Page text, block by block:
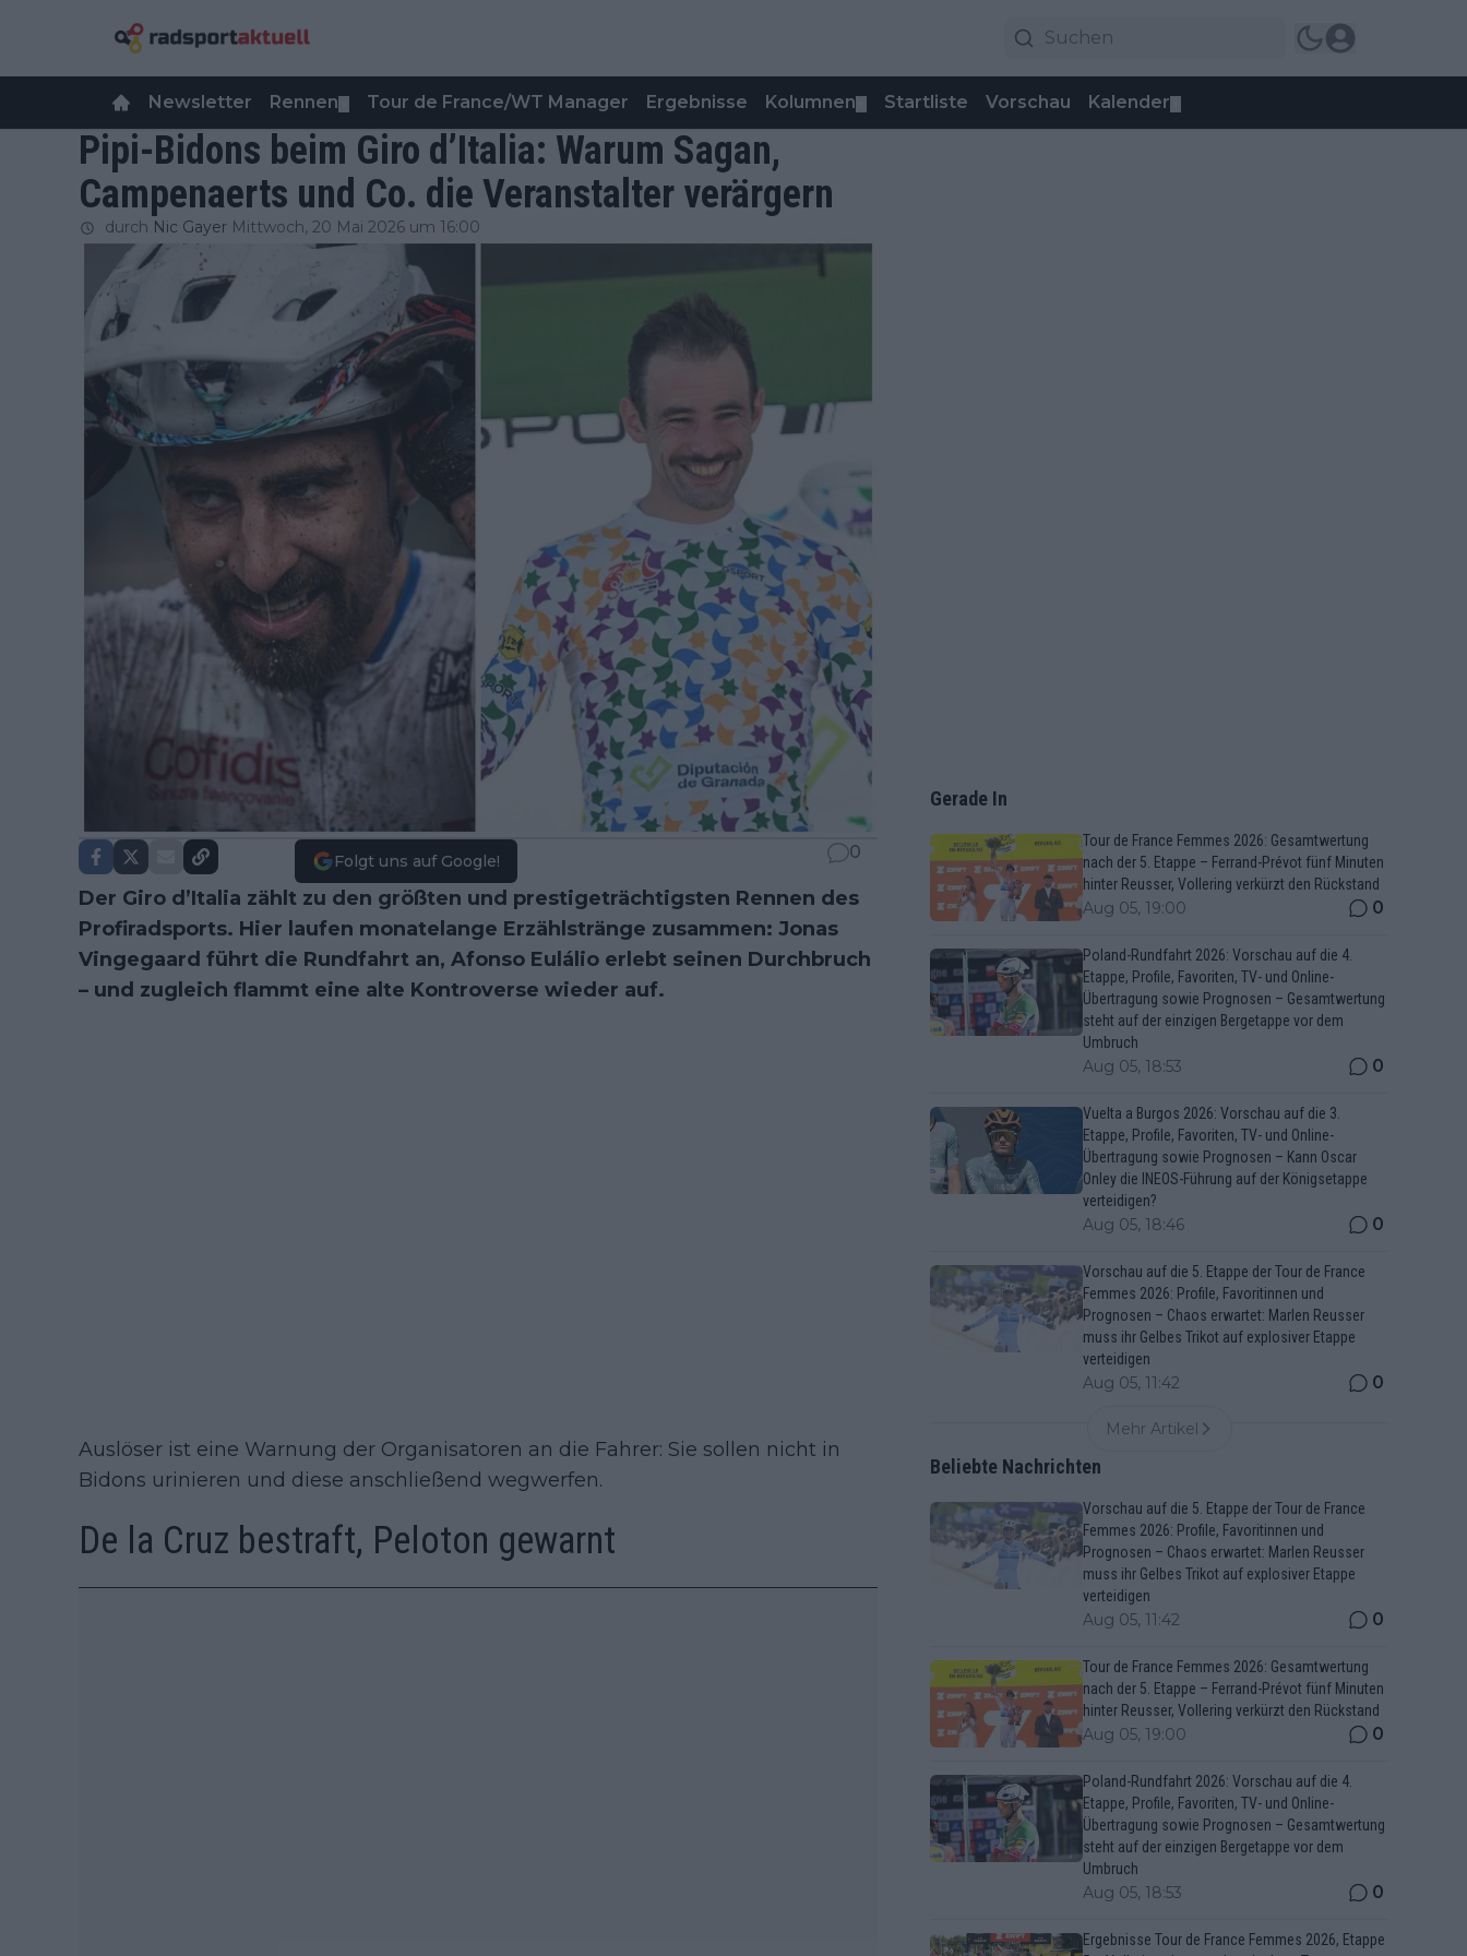
Newsletter Rennen Tour de France/WT Manager Ergebnisse Kolumnen Startliste Vorschau Kalender
Pipi-Bidons beim Giro d’Italia: Warum Sagan,
Campenaerts und Co. die Veranstalter verärgern
durch Nic Gayer Mittwoch, 20 Mai 2026 um 16:00
Folgt uns auf Google! 0
Der Giro d’Italia zählt zu den größten und prestigeträchtigsten Rennen des
Profiradsports. Hier laufen monatelange Erzählstränge zusammen: Jonas
Vingegaard führt die Rundfahrt an, Afonso Eulálio erlebt seinen Durchbruch
– und zugleich flammt eine alte Kontroverse wieder auf.
Auslöser ist eine Warnung der Organisatoren an die Fahrer: Sie sollen nicht in
Bidons urinieren und diese anschließend wegwerfen.
De la Cruz bestraft, Peloton gewarnt
Gerade In
Tour de France Femmes 2026: Gesamtwertung
nach der 5. Etappe – Ferrand-Prévot fünf Minuten
hinter Reusser, Vollering verkürzt den Rückstand
Aug 05, 19:00 0
Poland-Rundfahrt 2026: Vorschau auf die 4.
Etappe, Profile, Favoriten, TV- und Online-
Übertragung sowie Prognosen – Gesamtwertung
steht auf der einzigen Bergetappe vor dem
Umbruch
Aug 05, 18:53 0
Vuelta a Burgos 2026: Vorschau auf die 3.
Etappe, Profile, Favoriten, TV- und Online-
Übertragung sowie Prognosen – Kann Oscar
Onley die INEOS-Führung auf der Königsetappe
verteidigen?
Aug 05, 18:46 0
Vorschau auf die 5. Etappe der Tour de France
Femmes 2026: Profile, Favoritinnen und
Prognosen – Chaos erwartet: Marlen Reusser
muss ihr Gelbes Trikot auf explosiver Etappe
verteidigen
Aug 05, 11:42 0
Mehr Artikel
Beliebte Nachrichten
Vorschau auf die 5. Etappe der Tour de France
Femmes 2026: Profile, Favoritinnen und
Prognosen – Chaos erwartet: Marlen Reusser
muss ihr Gelbes Trikot auf explosiver Etappe
verteidigen
Aug 05, 11:42 0
Tour de France Femmes 2026: Gesamtwertung
nach der 5. Etappe – Ferrand-Prévot fünf Minuten
hinter Reusser, Vollering verkürzt den Rückstand
Aug 05, 19:00 0
Poland-Rundfahrt 2026: Vorschau auf die 4.
Etappe, Profile, Favoriten, TV- und Online-
Übertragung sowie Prognosen – Gesamtwertung
steht auf der einzigen Bergetappe vor dem
Umbruch
Aug 05, 18:53 0
Ergebnisse Tour de France Femmes 2026, Etappe